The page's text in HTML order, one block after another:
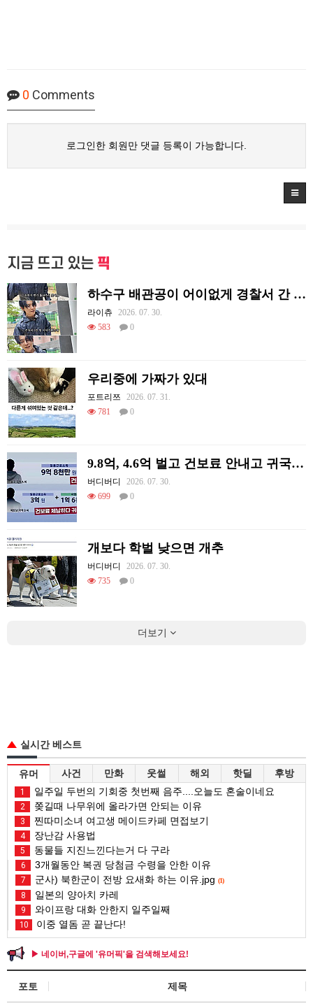
0 Comments
로그인한 회원만 댓글 등록이 가능합니다.
지금 뜨고 있는 픽
하수구 배관공이 어이없게 경찰서 간 이유.jpg
라이츄
2026. 07. 30.
583
0
우리중에 가짜가 있대
포트리쯔
2026. 07. 31.
781
0
9.8억, 4.6억 벌고 건보료 안내고 귀국한 외국인들
버디버디
2026. 07. 30.
699
0
개보다 학벌 낮으면 개추
버디버디
2026. 07. 30.
735
0
더보기
실시간 베스트
유머 사건 만화 웃썰 해외 핫딜 후방
1 일주일 두번의 기회중 첫번째 음주....오늘도 혼술이네요
2 쫒길때 나무위에 올라가면 안되는 이유
3 찐따미소녀 여고생 메이드카페 면접보기
4 장난감 사용법
5 동물들 지진느낀다는거 다 구라
6 3개월동안 복권 당첨금 수령을 안한 이유
7 군사) 북한군이 전방 요새화 하는 이유.jpg (1)
8 일본의 양아치 카레
9 와이프랑 대화 안한지 일주일째
10 이중 열돔 곧 끝난다!
▶ 네이버,구글에 '유머픽'을 검색해보세요!
포토 제목